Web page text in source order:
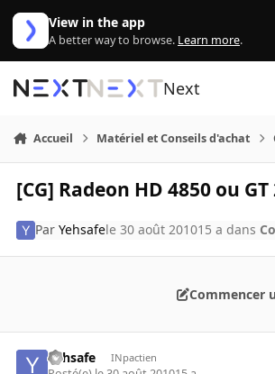
Aller au contenu
View in the app
A better way to browse. Learn more.
Next
Accueil Matériel et Conseils d'achat
[CG] Radeon HD 4850 ou GT
ParYehsafele 30 août 201015 a dans
Commencer
Yehsafe INpactien